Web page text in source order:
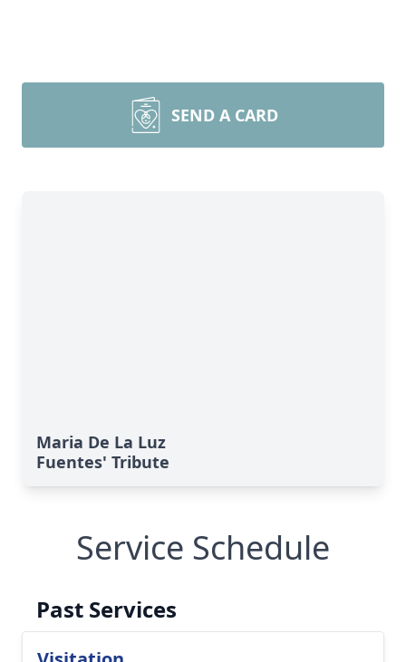
SEND A CARD
Maria De La Luz
Fuentes' Tribute
Service Schedule
Past Services